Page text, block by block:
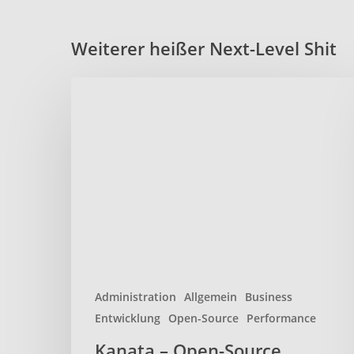
Weiterer heißer Next-Level Shit
Administration Allgemein
Business
Entwicklung Open-Source Performance